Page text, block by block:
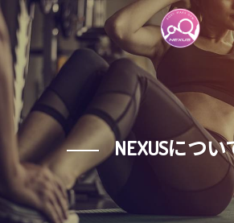
NEXUSについ